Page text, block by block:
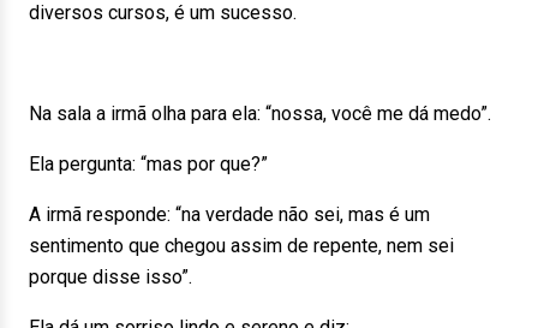
diversos cursos, é um sucesso.
Na sala a irmã olha para ela: “nossa, você me dá medo”.
Ela pergunta: “mas por que?”
A irmã responde: “na verdade não sei, mas é um
sentimento que chegou assim de repente, nem sei
porque disse isso”.